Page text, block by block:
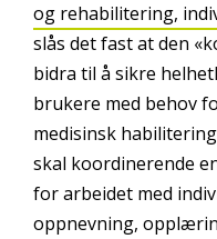
og rehabilitering,
slås det fast at den
bidra til å sikre
brukere med behov
medisinsk
skal koordinerende
for arbeidet med
oppnevning,